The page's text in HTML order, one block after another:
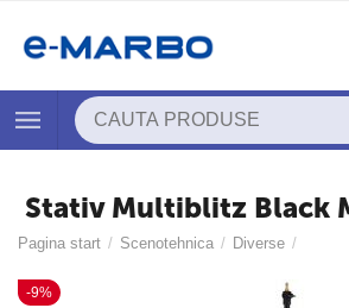
Stativ Multiblitz Black
Pagina start / Scenotehnica / Diverse /
-9%